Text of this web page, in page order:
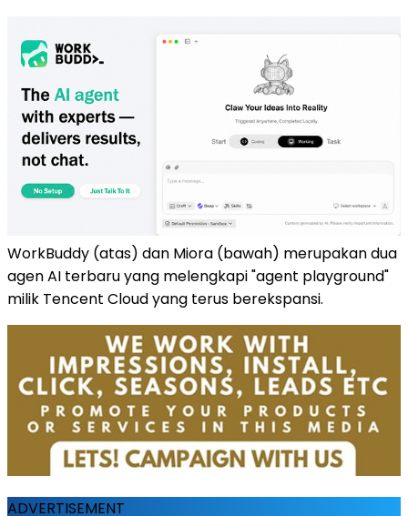
WorkBuddy (atas) dan Miora (bawah) merupakan dua
agen AI terbaru yang melengkapi "agent playground"
milik Tencent Cloud yang terus berekspansi.
ADVERTISEMENT